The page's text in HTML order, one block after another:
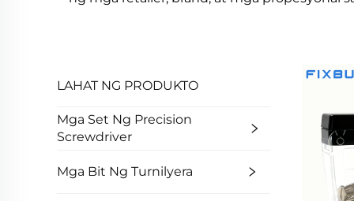
LAHAT NG PRODUKTO
Mga Set Ng Precision
Screwdriver
Mga Bit Ng Turnilyera